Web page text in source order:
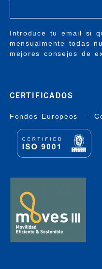
Introduce tu email si
mensualmente todas
mejores consejos de
CERTIFICADOS
Fondos Europeos –